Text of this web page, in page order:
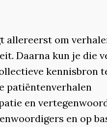
allereerst om
Daarna kun je die
kennisbron
patiëntenverhalen
en
en op